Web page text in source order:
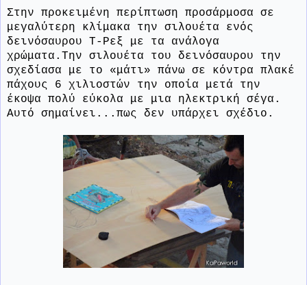
Στην προκειμένη περίπτωση προσάρμοσα σε
μεγαλύτερη κλίμακα την σιλουέτα ενός
δεινόσαυρου Τ-Ρεξ με τα ανάλογα
χρώματα.Την σιλουέτα του δεινόσαυρου την
σχεδίασα με το «μάτι» πάνω σε κόντρα πλακέ
πάχους 6 χιλιοστών την οποία μετά την
έκοψα πολύ εύκολα με μια ηλεκτρική σέγα.
Αυτό σημαίνει...πως δεν υπάρχει σχέδιο.